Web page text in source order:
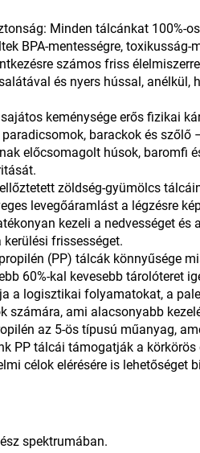
Minden tálcánkat 100%-
BPA-mentességre, toxikusság-
számos friss
és nyers hússal, anélkül,
keménysége erős fizikai
barackok és szőlő
előcsomagolt húsok, baromfi
zöldség-gyümölcs
levegőáramlást a légzésre
kezeli a nedvességet és
frissességet.
(PP) tálcák könnyűsége
60%-kal kevesebb tárolóteret
a logisztikai folyamatokat, a
ami alacsonyabb
az 5-ös típusú műanyag,
PP tálcái támogatják a
célok elérésére is lehetőséget
spektrumában.